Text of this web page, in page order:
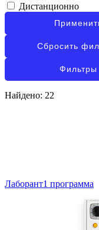
Дистанционно
Сбросить
Фильтры
Найдено: 22
Лаборант1 программа